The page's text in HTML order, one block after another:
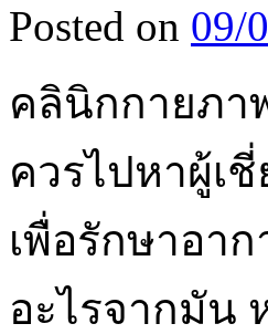
Posted on 09/
คลินิกกายภา
ควรไปหาผู้เ
เพื่อรักษาอา
อะไรจากมัน